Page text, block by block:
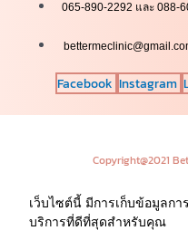
065-890-2292 และ 088-
Facebook Instagram
Copyright@2021
เว็บไซต์นี้ มีการเก็บข้อมูลกา
บริการที่ดีที่สุดสำหรับคุณ